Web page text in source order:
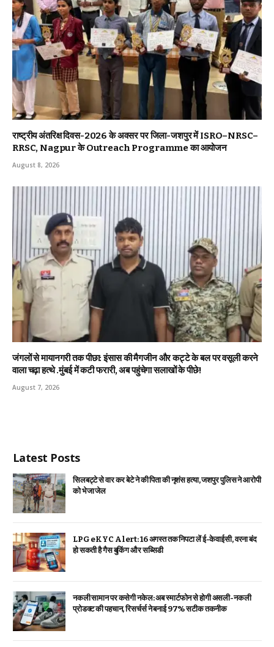
राष्ट्रीय अंतरिक्ष दिवस-2026 के अवसर पर जिला-जशपुर में ISRO–NRSC–
RRSC, Nagpur के Outreach Programme का आयोजन
August 8, 2026
जंगलों से मायानगरी तक पीछा: इंसास की मैगजीन और कट्टे के बल पर वसूली करने
वाला चढ़ा हत्थे .मुंबई में कटी फरारी, अब पहुंचेगा सलाखों के पीछे!
August 7, 2026
Latest Posts
सिलबट्टे से वार कर बेटे ने की पिता की नृशंस हत्या, जशपुर पुलिस ने आरोपी
को भेजा जेल
LPG eKYC Alert: 16 अगस्त तक निपटा लें ई-केवाईसी, वरना बंद
हो सकती है गैस बुकिंग और सब्सिडी
नकली सामान पर कसेगी नकेल: अब स्मार्टफोन से होगी असली-नकली
प्रोडक्ट की पहचान, रिसर्चर्स ने बनाई 97% सटीक तकनीक